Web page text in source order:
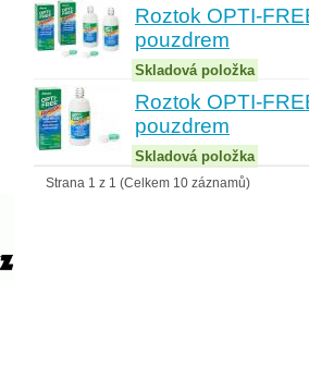
Roztok OPTI-
pouzdrem
Skladová položka
Roztok OPTI-
pouzdrem
Skladová položka
Strana 1 z 1 (Celkem 10 záznamů)